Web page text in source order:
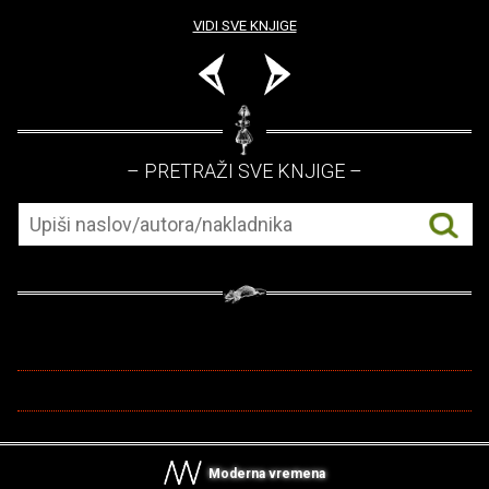
VIDI SVE KNJIGE
– PRETRAŽI SVE KNJIGE –
Moderna vremena